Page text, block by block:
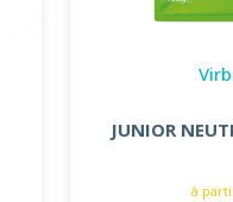
JUNIOR
à